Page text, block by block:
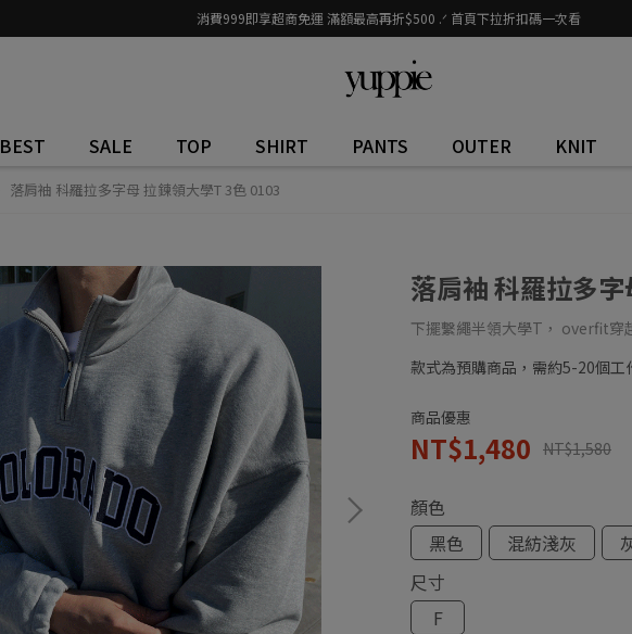
消費999即享超商免運 滿額最高再折$500 .ᐟ 首頁下拉折扣碼一次看
BEST SALE TOP SHIRT PANTS OUTER KNIT
落肩袖 科羅拉多字母 拉鍊領大學T 3色 0103
落肩袖 科羅拉多
下擺繫繩半領大學T， overfit穿
款式為預購商品，需約5-20個
商品優惠
NT$1,480 NT$1,580
顏色
黑色
混紡淺灰
尺寸
F